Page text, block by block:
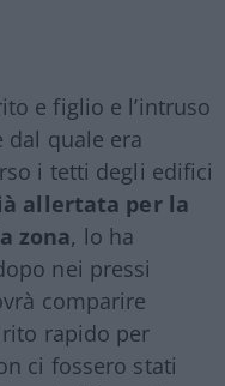
e figlio e l’intruso
dal quale era
i tetti degli edifici
allertata per la
zona, lo ha
nei pressi
comparire
rapido per
ci fossero stati